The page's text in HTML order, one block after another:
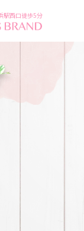
駅西口徒歩5分